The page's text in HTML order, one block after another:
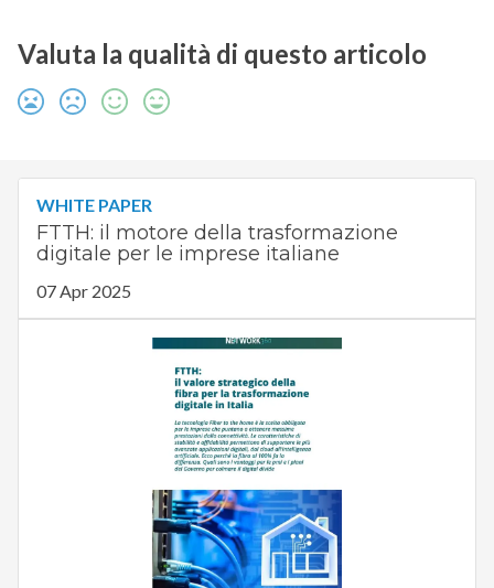
Valuta la qualità di questo articolo
WHITE PAPER
FTTH: il motore della trasformazione
digitale per le imprese italiane
07 Apr 2025